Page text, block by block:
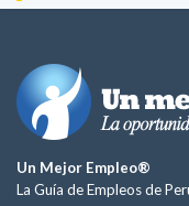
Un Mejor Empleo®
La Guía de Empleos de